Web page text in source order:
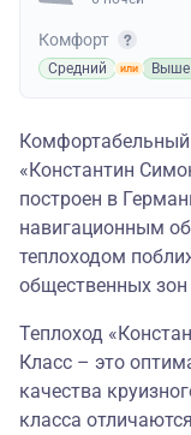
Комфорт
Средний Выше
«Константин
построен в
навигационным
теплоходом
общественных
Теплоход
Класс – это
качества
класса